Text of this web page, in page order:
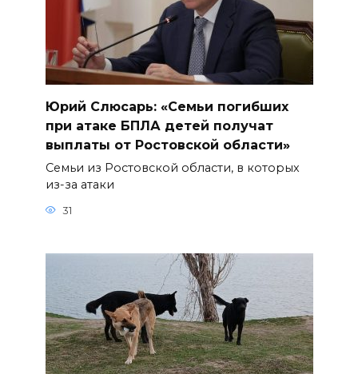
Юрий Слюсарь: «Семьи погибших
при атаке БПЛА детей получат
выплаты от Ростовской области»
Семьи из Ростовской области, в которых
из-за атаки
31